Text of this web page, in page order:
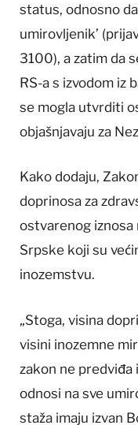
status, odnosno
umirovljenik’
3100), a zatim da
RS-a s izvodom iz
se mogla utvrditi
objašnjavaju za
Kako dodaju,
doprinosa za
ostvarenog iznosa
Srpske koji su
inozemstvu.
„Stoga, visina
visini inozemne
zakon ne predviđa
odnosi na sve
staža imaju izvan